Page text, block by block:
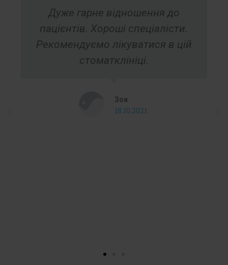
Дуже гарне відношення до
пацієнтів. Хороші спеціалісти.
Рекомендуємо лікуватися в цій
стоматклініці.
Зоя
18.10.2021.